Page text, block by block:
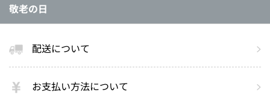
敬老の日
配送について
お支払い方法について